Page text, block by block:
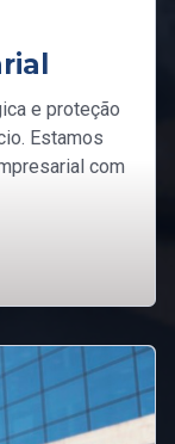
e proteção
Estamos
com